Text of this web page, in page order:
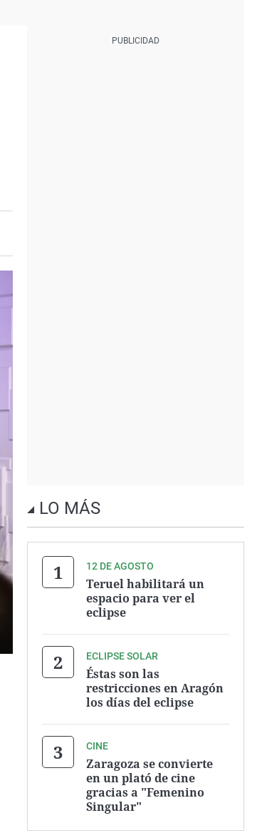
LO MÁS
12 DE AGOSTO
Teruel habilitará un
espacio para ver el
eclipse
ECLIPSE SOLAR
Éstas son las
restricciones en Aragón
los días del eclipse
CINE
Zaragoza se convierte
en un plató de cine
gracias a "Femenino
Singular"